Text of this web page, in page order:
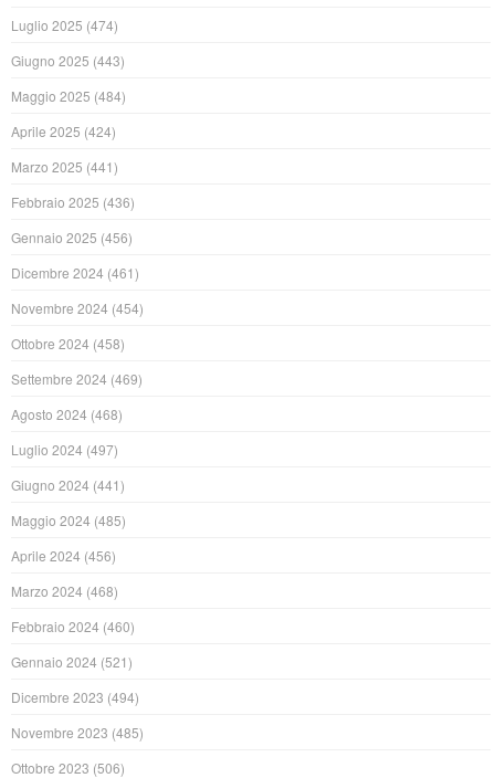
Luglio 2025 (474)
Giugno 2025 (443)
Maggio 2025 (484)
Aprile 2025 (424)
Marzo 2025 (441)
Febbraio 2025 (436)
Gennaio 2025 (456)
Dicembre 2024 (461)
Novembre 2024 (454)
Ottobre 2024 (458)
Settembre 2024 (469)
Agosto 2024 (468)
Luglio 2024 (497)
Giugno 2024 (441)
Maggio 2024 (485)
Aprile 2024 (456)
Marzo 2024 (468)
Febbraio 2024 (460)
Gennaio 2024 (521)
Dicembre 2023 (494)
Novembre 2023 (485)
Ottobre 2023 (506)